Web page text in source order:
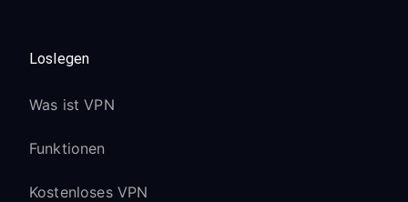
Loslegen
Was ist VPN
Funktionen
Kostenloses VPN